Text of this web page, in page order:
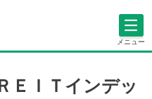
メニュー
ＥＩＴインデッ